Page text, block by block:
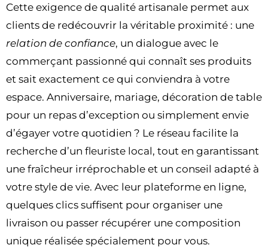
Cette exigence de qualité artisanale permet aux
clients de redécouvrir la véritable proximité : une
relation de confiance, un dialogue avec le
commerçant passionné qui connaît ses produits
et sait exactement ce qui conviendra à votre
espace. Anniversaire, mariage, décoration de table
pour un repas d’exception ou simplement envie
d’égayer votre quotidien ? Le réseau facilite la
recherche d’un fleuriste local, tout en garantissant
une fraîcheur irréprochable et un conseil adapté à
votre style de vie. Avec leur plateforme en ligne,
quelques clics suffisent pour organiser une
livraison ou passer récupérer une composition
unique réalisée spécialement pour vous.